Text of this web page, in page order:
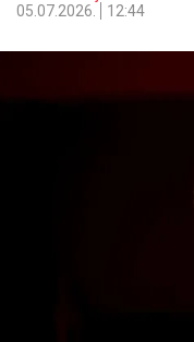
05.07.2026.
12:44